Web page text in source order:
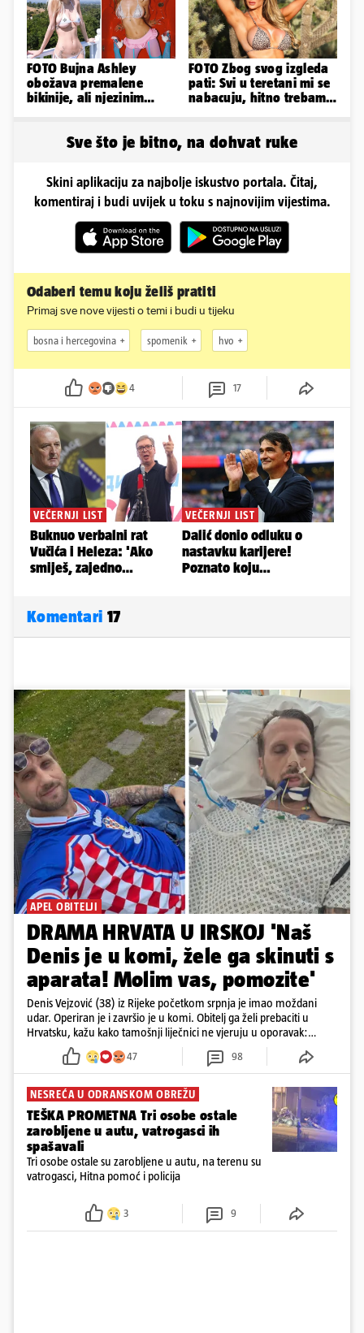
FOTO Bujna Ashley
obožava premalene
bikinije, ali njezinim
FOTO Zbog svog izgleda
pati: Svi u teretani mi se
nabacuju, hitno trebam
Sve što je bitno, na dohvat ruke
Skini aplikaciju za najbolje iskustvo portala. Čitaj,
komentiraj i budi uvijek u toku s najnovijim vijestima.
Odaberi temu koju želiš pratiti
Primaj sve nove vijesti o temi i budi u tijeku
bosna i hercegovina spomenik hvo
4 17
Komentari 17
APEL OBITELJI
DRAMA HRVATA U IRSKOJ 'Naš
Denis je u komi, žele ga skinuti s
aparata! Molim vas, pomozite'
Denis Vejzović (38) iz Rijeke početkom srpnja je imao moždani
udar. Operiran je i završio je u komi. Obitelj ga želi prebaciti u
Hrvatsku, kažu kako tamošnji liječnici ne vjeruju u oporavak:
'Imamo 72 sata'
47 98
NESREĆA U ODRANSKOM OBREŽU
TEŠKA PROMETNA Tri osobe ostale
zarobljene u autu, vatrogasci ih
spašavali
Tri osobe ostale su zarobljene u autu, na terenu su
vatrogasci, Hitna pomoć i policija
3 9